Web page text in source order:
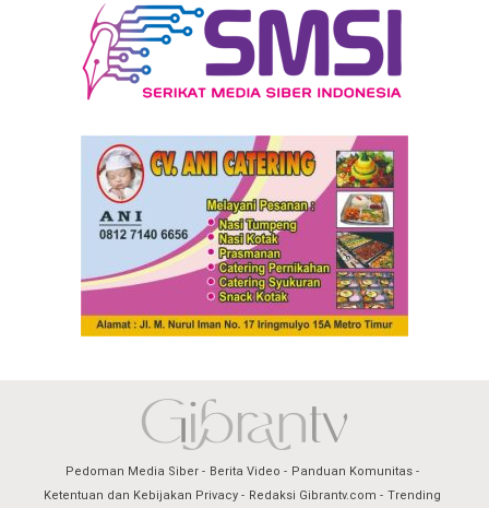
Pedoman Media Siber Berita Video
Panduan Komunitas
Ketentuan dan Kebijakan Privacy
Redaksi Gibrantv.com Trending